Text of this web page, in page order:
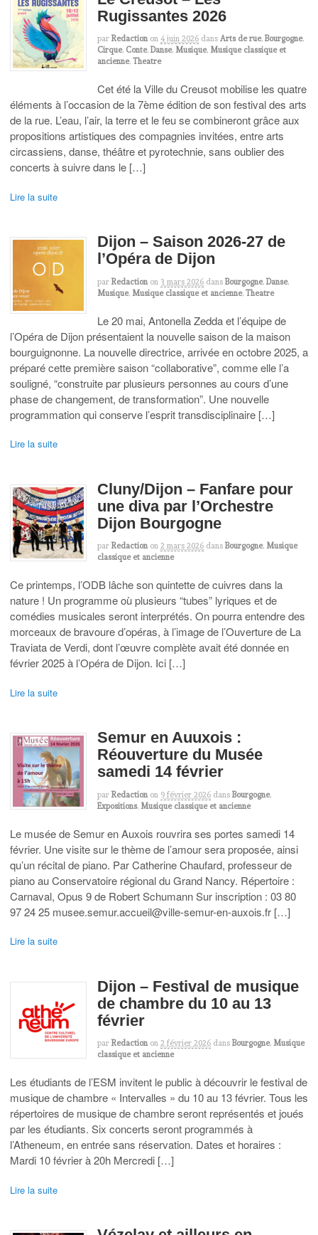
Rugissantes 2026
par Redaction on 4 juin 2026 dans Arts de rue, Bourgogne,
Cirque, Conte, Danse, Musique, Musique classique et
ancienne, Theatre
Cet été la Ville du Creusot mobilise les quatre
éléments à l’occasion de la 7ème édition de son festival des arts
de la rue. L’eau, l’air, la terre et le feu se combineront grâce aux
propositions artistiques des compagnies invitées, entre arts
circassiens, danse, théâtre et pyrotechnie, sans oublier des
concerts à suivre dans le […]
Lire la suite
Dijon – Saison 2026-27 de
l’Opéra de Dijon
par Redaction on 3 mars 2026 dans Bourgogne, Danse,
Musique, Musique classique et ancienne, Theatre
Le 20 mai, Antonella Zedda et l’équipe de
l’Opéra de Dijon présentaient la nouvelle saison de la maison
bourguignonne. La nouvelle directrice, arrivée en octobre 2025, a
préparé cette première saison “collaborative”, comme elle l’a
souligné, “construite par plusieurs personnes au cours d’une
phase de changement, de transformation”. Une nouvelle
programmation qui conserve l’esprit transdisciplinaire […]
Lire la suite
Cluny/Dijon – Fanfare pour
une diva par l’Orchestre
Dijon Bourgogne
par Redaction on 2 mars 2026 dans Bourgogne, Musique
classique et ancienne
Ce printemps, l’ODB lâche son quintette de cuivres dans la
nature ! Un programme où plusieurs “tubes” lyriques et de
comédies musicales seront interprétés. On pourra entendre des
morceaux de bravoure d’opéras, à l’image de l’Ouverture de La
Traviata de Verdi, dont l’œuvre complète avait été donnée en
février 2025 à l’Opéra de Dijon. Ici […]
Lire la suite
Semur en Auuxois :
Réouverture du Musée
samedi 14 février
par Redaction on 9 février 2026 dans Bourgogne,
Expositions, Musique classique et ancienne
Le musée de Semur en Auxois rouvrira ses portes samedi 14
février. Une visite sur le thème de l’amour sera proposée, ainsi
qu’un récital de piano. Par Catherine Chaufard, professeur de
piano au Conservatoire régional du Grand Nancy. Répertoire :
Carnaval, Opus 9 de Robert Schumann Sur inscription : 03 80
97 24 25 musee.semur.accueil@ville-semur-en-auxois.fr […]
Lire la suite
Dijon – Festival de musique
de chambre du 10 au 13
février
par Redaction on 2 février 2026 dans Bourgogne, Musique
classique et ancienne
Les étudiants de l’ESM invitent le public à découvrir le festival de
musique de chambre « Intervalles » du 10 au 13 février. Tous les
répertoires de musique de chambre seront représentés et joués
par les étudiants. Six concerts seront programmés à
l’Atheneum, en entrée sans réservation. Dates et horaires :
Mardi 10 février à 20h Mercredi […]
Lire la suite